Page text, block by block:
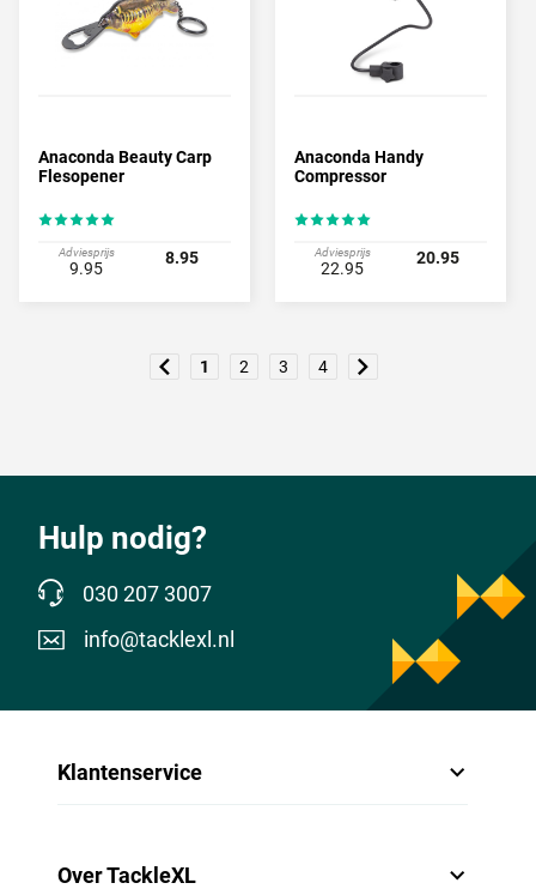
Anaconda Beauty Carp
Flesopener
Adviesprijs
9.95
8.95
Anaconda Handy
Compressor
Adviesprijs
22.95
20.95
1 2 3 4
Hulp nodig?
030 207 3007
info@tacklexl.nl
Klantenservice
Over TackleXL